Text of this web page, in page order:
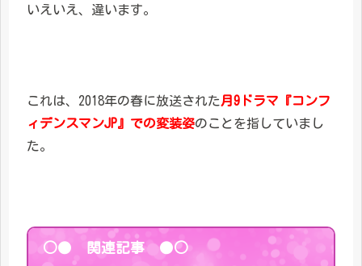
いえいえ、違います。
これは、2018年の春に放送された月9ドラマ『コンフ
ィデンスマンJP』での変装姿のことを指していまし
た。
○● 関連記事 ●○